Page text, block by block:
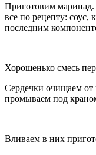
Приготовим
все по рецепту: соус,
последним
Хорошенько смесь
Сердечки очищаем
промываем под
Вливаем в них